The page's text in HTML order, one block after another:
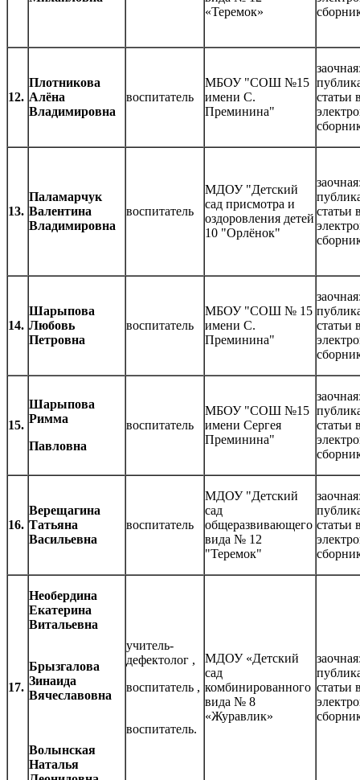
«Теремок»
12.
Плотникова
Алёна
Владимировна
воспитатель
МБОУ "СОШ №15
имени С.
Преминина"
статьи
13.
Паламарчук
Валентина
Владимировна
воспитатель
МДОУ "Детский
сад присмотра и
оздоровления детей
10 "Орлёнок"
статьи
14.
Шарыпова
Любовь
Петровна
воспитатель
МБОУ "СОШ № 15
имени С.
Преминина"
статьи
15.
Шарыпова
Римма
Павловна
воспитатель
МБОУ "СОШ №15
имени Сергея
Преминина"
статьи
16.
Верещагина
Татьяна
Васильевна
воспитатель
МДОУ "Детский
сад
общеразвивающего
вида № 12
"Теремок"
статьи
17.
Необердина
Екатерина
Витальевна
Брызгалова
Зинаида
Вячеславовна
Волынская
Наталья
учитель-
дефектолог ,
воспитатель ,
воспитатель.
МДОУ «Детский
сад
комбинированного
вида № 8
«Журавлик»
статьи